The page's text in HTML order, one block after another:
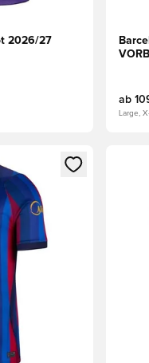
2026/27
ab
Large,
zum Anmelden oder